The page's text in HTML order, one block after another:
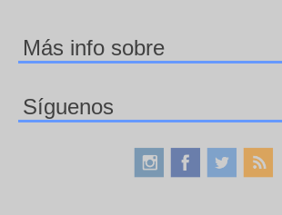
Más info sobre
Síguenos